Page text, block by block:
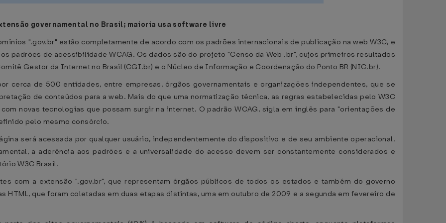
governamental no Brasil; maioria usa software livre
".gov.br" estão completamente de acordo com os padrões internacionais de publicação na web W3C, e
padrões de acessibilidade WCAG. Os dados são do projeto "Censo da Web .br", cujos primeiros resultados
Gestor da Internet no Brasil (CGI.br) e o Núcleo de Informação e Coordenação do Ponto BR (NIC.br).
cerca de 500 entidades, entre empresas, órgãos governamentais e organizações independentes, que se
de conteúdos para a web. Mais do que uma normatização técnica, as regras estabelecidas pelo W3C
novas tecnologias que possam surgir na internet. O padrão WCAG, sigla em inglês para "orientações de
pelo mesmo consórcio.
será acessada por qualquer usuário, independentemente do dispositivo e de seu ambiente operacional.
a aderência aos padrões e a universalidade do acesso devem ser constantemente considerados e
W3C Brasil.
com a extensão ".gov.br", que representam órgãos públicos de todos os estados e também do governo
HTML, que foram coletadas em duas etapas distintas, uma em outubro de 2009 e a segunda em fevereiro de